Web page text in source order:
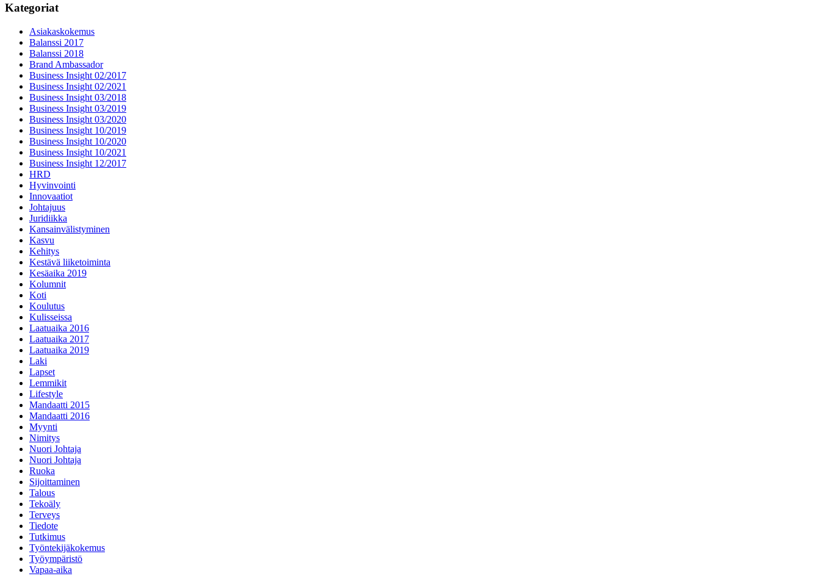
Kategoriat
Asiakaskokemus
Balanssi 2017
Balanssi 2018
Brand Ambassador
Business Insight 02/2017
Business Insight 02/2021
Business Insight 03/2018
Business Insight 03/2019
Business Insight 03/2020
Business Insight 10/2019
Business Insight 10/2020
Business Insight 10/2021
Business Insight 12/2017
HRD
Hyvinvointi
Innovaatiot
Johtajuus
Juridiikka
Kansainvälistyminen
Kasvu
Kehitys
Kestävä liiketoiminta
Kesäaika 2019
Kolumnit
Koti
Koulutus
Kulisseissa
Laatuaika 2016
Laatuaika 2017
Laatuaika 2019
Laki
Lapset
Lemmikit
Lifestyle
Mandaatti 2015
Mandaatti 2016
Myynti
Nimitys
Nuori Johtaja
Nuori Johtaja
Ruoka
Sijoittaminen
Talous
Tekoäly
Terveys
Tiedote
Tutkimus
Työntekijäkokemus
Työympäristö
Vapaa-aika